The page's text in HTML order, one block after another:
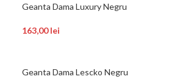
Geanta Dama Luxury Negru
163,00lei
Geanta Dama Lescko Negru